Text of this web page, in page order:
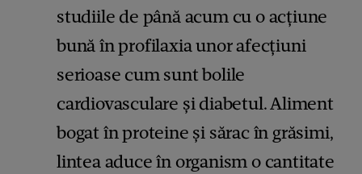
studiile de până acum cu o acțiune
bună în profilaxia unor afecțiuni
serioase cum sunt bolile
cardiovasculare și diabetul. Aliment
bogat în proteine şi sărac în grăsimi,
lintea aduce în organism o cantitate